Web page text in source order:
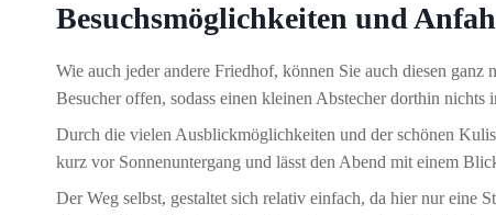
Besuchsmöglichkeiten und
Wie auch jeder andere Friedhof, können Sie auch diesen
Besucher offen, sodass einen kleinen Abstecher dorthin nichts
Durch die vielen Ausblickmöglichkeiten und der schönen
kurz vor Sonnenuntergang und lässt den Abend mit einem
Der Weg selbst, gestaltet sich relativ einfach, da hier nur